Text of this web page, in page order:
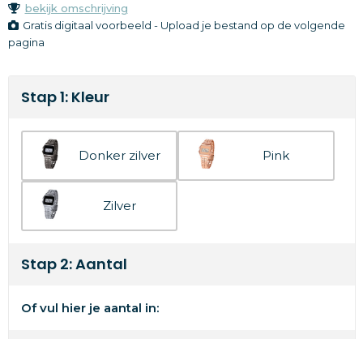
bekijk omschrijving
Gratis digitaal voorbeeld - Upload je bestand op de volgende
pagina
Stap 1: Kleur
Donker zilver Pink
Zilver
Stap 2: Aantal
Of vul hier je aantal in: